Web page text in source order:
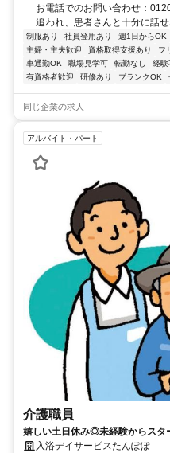
お電話でのお問い合わせ：
追われ、患者さんと十分に話
制服あり 社員登用あり 週1日からOK
主婦・主夫歓迎
資格取得支援あり フ
車通勤OK
職場見学可 転勤なし 経験
有資格者歓迎
研修あり ブランクOK
同じ企業の求人
アルバイト・パート
介護職員
嬉しい土日休み◎未経験からス
浴などをサポートするお仕事です。
入浴デイサービスたんぽぽ